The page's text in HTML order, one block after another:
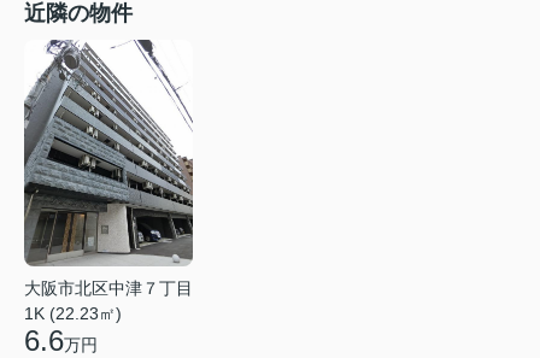
近隣の物件
大阪市北区中津７丁目
1K (22.23㎡)
6.6万円